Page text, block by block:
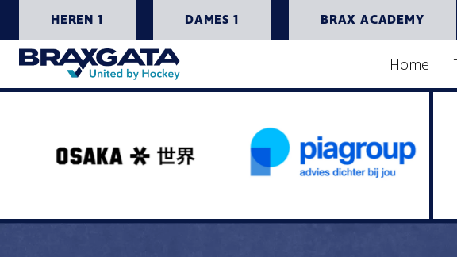
HEREN 1 DAMES 1 BRAX ACADEMY
Home